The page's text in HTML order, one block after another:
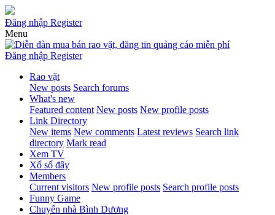
Đăng nhập Register
Menu
Đăng nhập Register
Rao vặt
New posts Search forums
What's new
Featured content New posts New profile posts
Link Directory
New items New comments Latest reviews Search link
directory Mark read
Xem TV
Xổ số đây
Members
Current visitors New profile posts Search profile posts
Funny Game
Chuyển nhà Bình Dương